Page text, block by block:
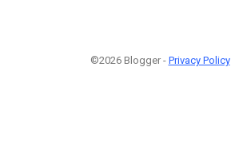
©2026 Blogger - Privacy Policy